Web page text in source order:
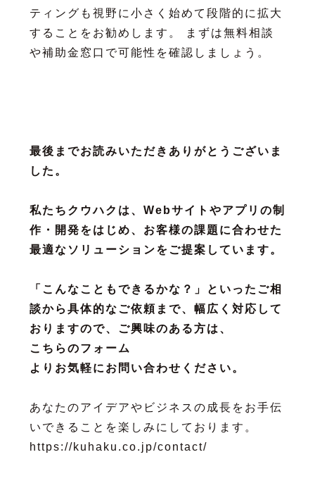
ティングも視野に小さく始めて段階的に拡大
することをお勧めします。 まずは無料相談
や補助金窓口で可能性を確認しましょう。
最後までお読みいただきありがとうございま
した。
私たちクウハクは、Webサイトやアプリの制
作・開発をはじめ、お客様の課題に合わせた
最適なソリューションをご提案しています。
「こんなこともできるかな？」といったご相
談から具体的なご依頼まで、幅広く対応して
おりますので、ご興味のある方は、
こちらのフォーム
よりお気軽にお問い合わせください。
あなたのアイデアやビジネスの成長をお手伝
いできることを楽しみにしております。
https://kuhaku.co.jp/contact/